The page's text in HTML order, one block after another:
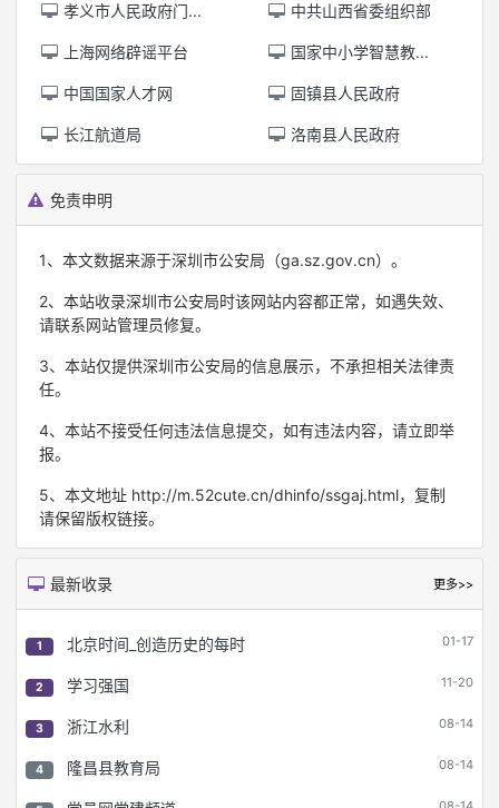
最新收录 更多>>
1 北京时间_创造历史的每时 01-17
2 学习强国 11-20
3 浙江水利 08-14
4 隆昌县教育局 08-14
孝义市人民政府门... 中共山西省委组织部
上海网络辟谣平台 国家中小学智慧教...
中国国家人才网 固镇县人民政府
长江航道局 洛南县人民政府
免责申明
1、本文数据来源于深圳市公安局（ga.sz.gov.cn）。
2、本站收录深圳市公安局时该网站内容都正常，如遇失效、
请联系网站管理员修复。
3、本站仅提供深圳市公安局的信息展示，不承担相关法律责
任。
4、本站不接受任何违法信息提交，如有违法内容，请立即举
报。
5、本文地址 http://m.52cute.cn/dhinfo/ssgaj.html，复制
请保留版权链接。